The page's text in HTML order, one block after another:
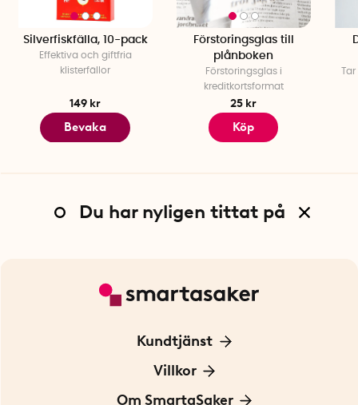
Silverfiskfälla, 10-pack
Effektiva och giftfria
klisterfällor
149 kr
Bevaka
Förstoringsglas till
plånboken
Förstoringsglas i
kreditkortsformat
25 kr
Köp
Du har nyligen tittat på
Kundtjänst
Kontakta oss
För Företag
Villkor
Frakt och leverans
Om SmartaSaker